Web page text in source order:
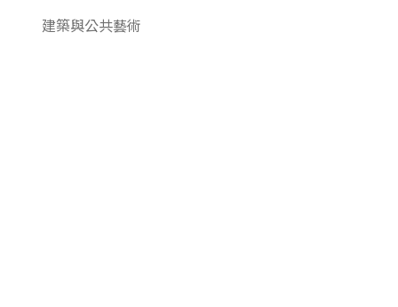
建築與公共藝術